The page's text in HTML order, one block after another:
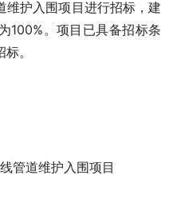
维护入围项目进行招标，建
100%。项目已具备招标条
。
管道维护入围项目